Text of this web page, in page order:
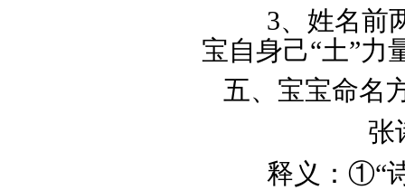
3、姓名前两
宝自身己“土”力
五、宝宝命名
张诗
释义：①“